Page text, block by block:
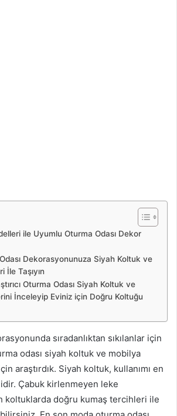
ile Uyumlu Oturma Odası Dekor
Dekorasyonunuza Siyah Koltuk ve
İle Taşıyın
Oturma Odası Siyah Koltuk ve
İnceleyip Eviniz için Doğru Koltuğu
sıradanlıktan sıkılanlar için
odası siyah koltuk ve mobilya
araştırdık. Siyah koltuk, kullanımı en
Çabuk kirlenmeyen leke
koltuklarda doğru kumaş tercihleri ile